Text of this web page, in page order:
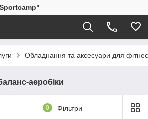
Обладнання та аксесуари для
аеробіки
0 Фільтри